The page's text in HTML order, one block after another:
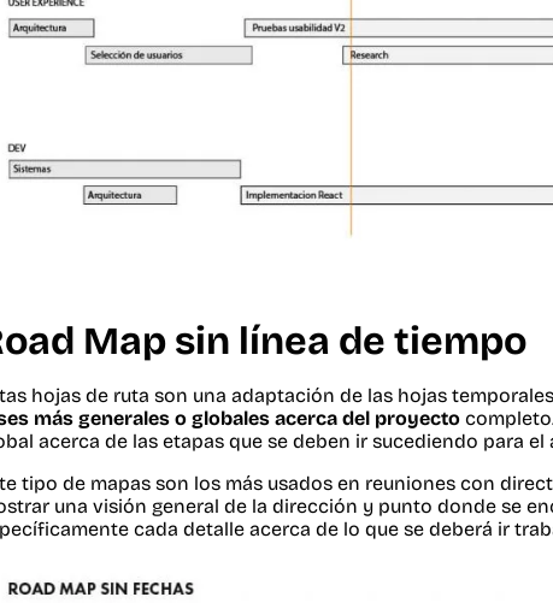
Map sin línea de tiempo
hojas de ruta son una adaptación de las hojas
más generales o globales acerca del proyecto
acerca de las etapas que se deben ir sucediendo para
tipo de mapas son los más usados en reuniones con
una visión general de la dirección y punto donde se
cada detalle acerca de lo que se deberá ir